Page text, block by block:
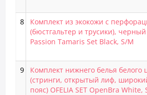
8
Комплект из экокожи с
(бюстгальтер и трусики), черный
Passion Tamaris Set Black, S/M
9
Комплект нижнего белья белого
(стринги, открытый лиф,
пояс) OFELIA SET OpenBra White,